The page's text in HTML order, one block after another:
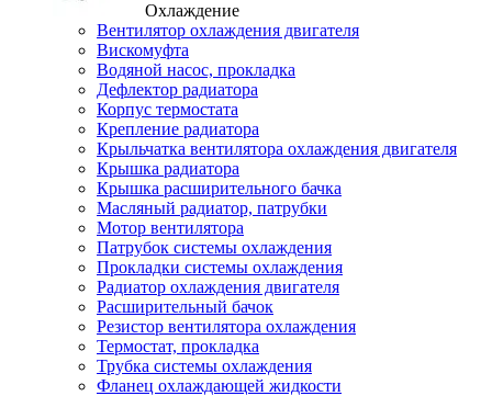
Охлаждение
Вентилятор охлаждения двигателя
Вискомуфта
Водяной насос, прокладка
Дефлектор радиатора
Корпус термостата
Крепление радиатора
Крыльчатка вентилятора охлаждения двигателя
Крышка радиатора
Крышка расширительного бачка
Масляный радиатор, патрубки
Мотор вентилятора
Патрубок системы охлаждения
Прокладки системы охлаждения
Радиатор охлаждения двигателя
Расширительный бачок
Резистор вентилятора охлаждения
Термостат, прокладка
Трубка системы охлаждения
Фланец охлаждающей жидкости